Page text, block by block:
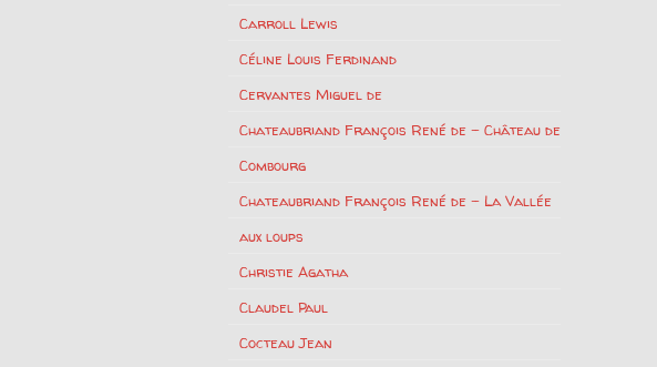
Carroll Lewis
Céline Louis Ferdinand
Cervantes Miguel de
Chateaubriand François René de – Château de
Combourg
Chateaubriand François René de – La Vallée
aux loups
Christie Agatha
Claudel Paul
Cocteau Jean